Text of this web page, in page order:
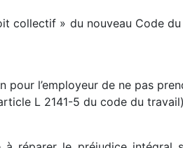
collectif » du nouveau Code du
l’employeur de ne pas
L 2141-5 du code du